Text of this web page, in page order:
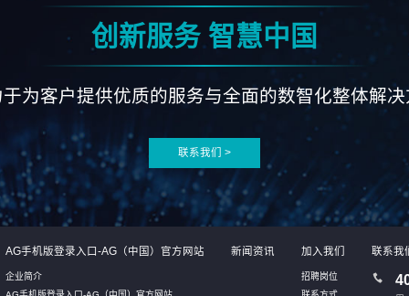
创新服务 智慧中国
为客户提供优质的服务与全面的数智化整体解
联系我们 >
AG手机版登录入口-AG（中国）官方网站
企业简介
新闻资讯 加入我们
招聘岗位
联系我